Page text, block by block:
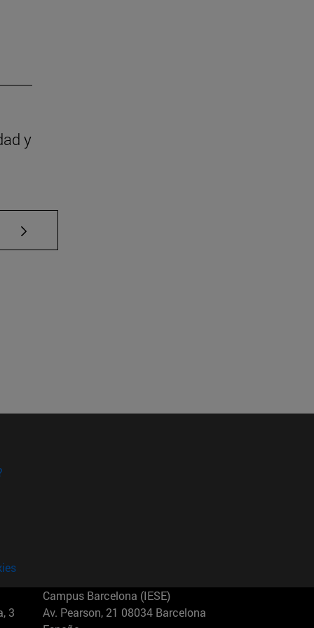
y
TAB para desplazarse.
3
Campus Barcelona (IESE)
Av. Pearson, 21 08034 Barcelona